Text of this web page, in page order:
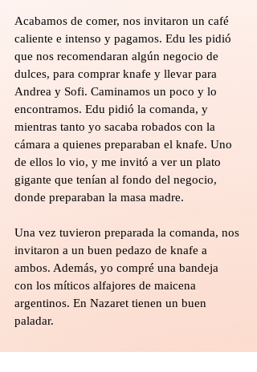
Acabamos de comer, nos invitaron un café
caliente e intenso y pagamos. Edu les pidió
que nos recomendaran algún negocio de
dulces, para comprar knafe y llevar para
Andrea y Sofi. Caminamos un poco y lo
encontramos. Edu pidió la comanda, y
mientras tanto yo sacaba robados con la
cámara a quienes preparaban el knafe. Uno
de ellos lo vio, y me invitó a ver un plato
gigante que tenían al fondo del negocio,
donde preparaban la masa madre.
Una vez tuvieron preparada la comanda, nos
invitaron a un buen pedazo de knafe a
ambos. Además, yo compré una bandeja
con los míticos alfajores de maicena
argentinos. En Nazaret tienen un buen
paladar.
Nazaret es una ciudad preciosa. Es conocida